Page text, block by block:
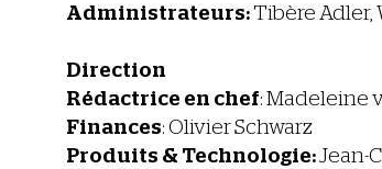
Administrateurs:Tibère Adler,
Direction
Rédactrice en chef: Madeleine
Finances: Olivier Schwarz
Produits & Technologie:Jean-